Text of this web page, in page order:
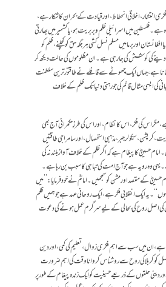
انتشار، اخلاقی انحطاط، اور قیادت کے بحران کا شکار ہے،
فلسطین میں اسرائیلی ظلم و بربریت ہو، یا کشمیر میں بھارتی
افغانستان اور برما میں مسلم نسل کشی ہر جگہ حق کو کچلنے، ظلم کو
دینے کی کوشش کی جا رہی ہے۔ ان مظلوموں کی حالت دیکھ کر
ہے، جہاں ایک چھوٹے سے قافلے نے طاقتور ترین سلطنت
کی ایسی مثال قائم کی جو رہتی دنیا تک ظلم کے خلاف
مگر اس کی فکر، اس کا نظام، اور اس کی طرزِ حکمرانی آج بھی
سیکولر جبر، مذہبی استحصال، اور سامراجی طاقتیں
حسینؓ کا پیغام ہے کہ اگر ظلم کے خلاف آواز بلند نہ کی
یہی وہ رویہ ہے جو آج امت کی تباہی کا سبب بن رہا ہے۔
حسینؓ کے مقصد اور مشن کو سمجھیں۔ امامؓ نے خود فرمایا: ’’میں
یہ ایک انقلابی فکر ہے، ایک روحانی عہد ہے جو ہمیں ظلم
اصل روح کی بحالی کے لیے سرگرم عمل ہونے کی دعوت
ہے، ان میں سب سے اہم فکری زوال، تعلیم کی کمی، اور دین
کربلا کی روح سے روشناس کروانا وقت کی اہم ضرورت
دینی حلقوں کے ذریعے حسینیت کو ایک زندہ پیغام کے طور پر